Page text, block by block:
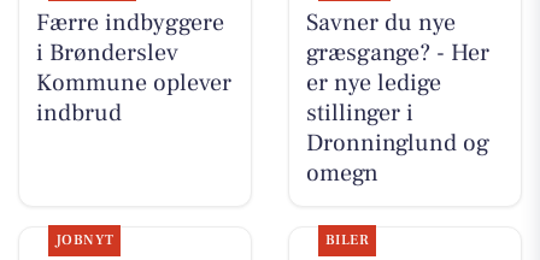
Færre indbyggere
i Brønderslev
Kommune oplever
indbrud
Savner du nye
græsgange? - Her
er nye ledige
stillinger i
Dronninglund og
omegn
JOBNYT BILER